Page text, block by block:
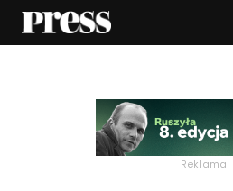
Reklama